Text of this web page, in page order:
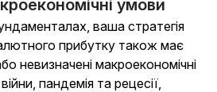
умови
ваша стратегія
прибутку також має
невизначені макроекономічні
пандемія та рецесії,